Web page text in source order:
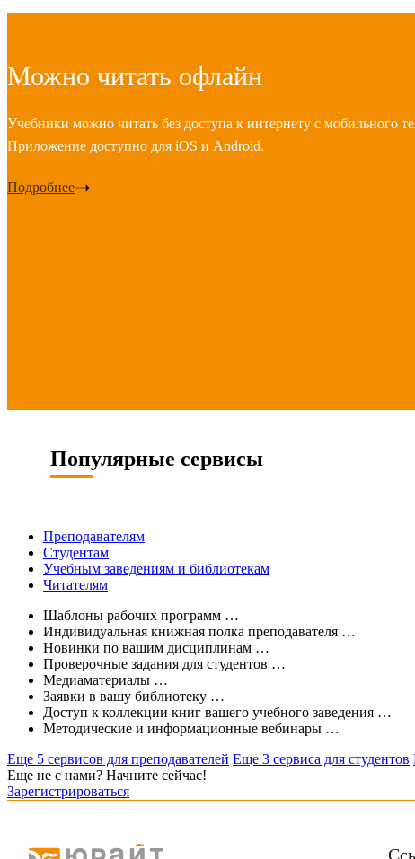
Можно читать офлайн
Учебники можно читать без доступа к интернету с мобильного
Приложение доступно для iOS и Android.
Подробнее
Популярные сервисы
Преподавателям
Студентам
Учебным заведениям и библиотекам
Читателям
Шаблоны рабочих программ …
Индивидуальная книжная полка преподавателя …
Новинки по вашим дисциплинам …
Проверочные задания для студентов …
Медиаматериалы …
Заявки в вашу библиотеку …
Доступ к коллекции книг вашего учебного заведения …
Методические и информационные вебинары …
Еще 5 сервисов для преподавателей Еще 3 сервиса для студентов
Еще не с нами? Начните сейчас!
Зарегистрироваться